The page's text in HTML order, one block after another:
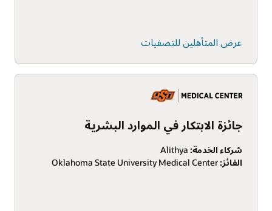
عرض المتأهلين للتصفيات
جائزة الابتكار في الموارد البشرية
شركاء الخدمة:
الفائز: